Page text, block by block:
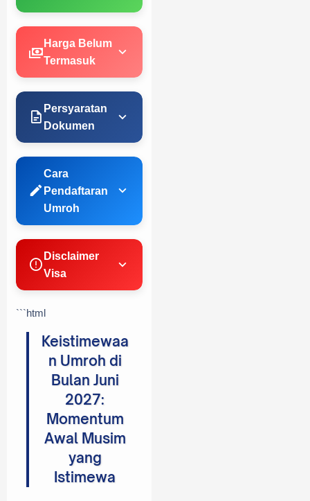
Harga Belum
Termasuk
Persyaratan
Dokumen
Cara
Pendaftaran
Umroh
Disclaimer
Visa
```html
Keistimewaa
n Umroh di
Bulan Juni
2027:
Momentum
Awal Musim
yang
Istimewa